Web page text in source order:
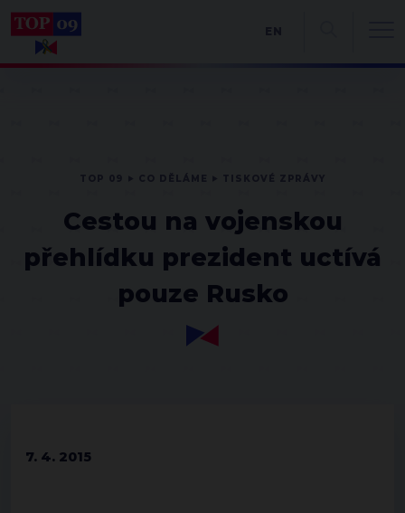
Cestou na vojenskou
přehlídku prezident uctívá
pouze Rusko
7. 4. 2015